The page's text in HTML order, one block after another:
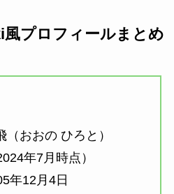
プロフィールまとめ
おおの ひろと）
年7月時点）
年12月4日